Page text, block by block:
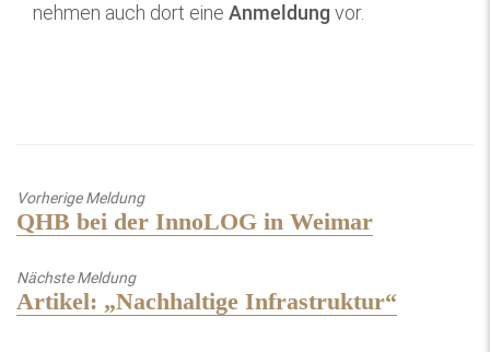
nehmen auch dort eine Anmeldung vor.
Vorherige Meldung
Previous
QHB bei der InnoLOG in Weimar
Nächste Meldung
Next
Artikel: „Nachhaltige Infrastruktur“